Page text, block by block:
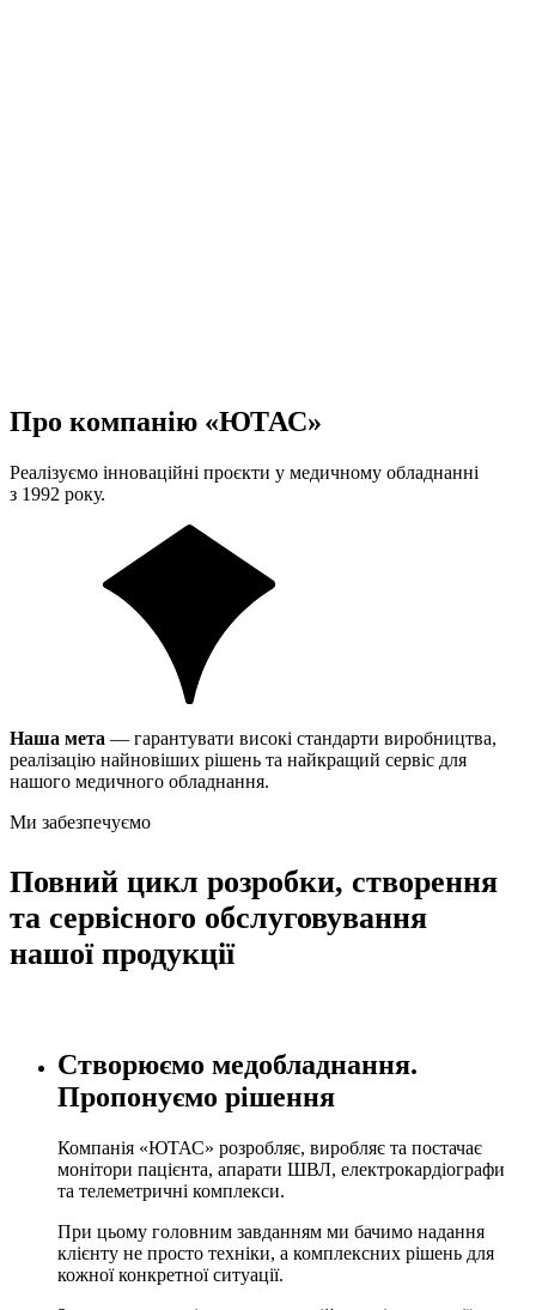
Про компанію «ЮТАС»
Реалізуємо інноваційні проєкти у медичному обладнанні
з 1992 року.
Наша мета — гарантувати високі стандарти виробництва,
реалізацію найновіших рішень та найкращий сервіс для
нашого медичного обладнання.
Ми забезпечуємо
Повний цикл розробки, створення
та сервісного обслуговування
нашої продукції
Створюємо медобладнання.
Пропонуємо рішення
Компанія «ЮТАС» розробляє, виробляє та постачає
монітори пацієнта, апарати ШВЛ, електрокардіографи
та телеметричні комплекси.
При цьому головним завданням ми бачимо надання
клієнту не просто техніки, а комплексних рішень для
кожної конкретної ситуації.